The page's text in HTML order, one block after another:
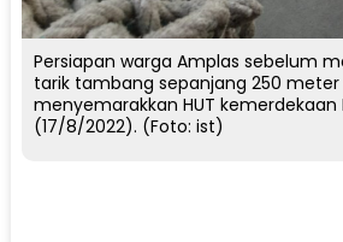
Persiapan warga Amplas sebelum
tarik tambang sepanjang 250
menyemarakkan HUT kemerdekaan
(17/8/2022). (Foto: ist)